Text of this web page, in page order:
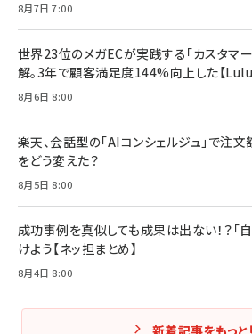
8月7日 7:00
世界23位のメガECが実践する「カスタマ
解。3年で顧客満足度144%向上した【
8月6日 8:00
楽天、会話型の「AIコンシェルジュ」で注
をどう変えた？
8月5日 8:00
成功事例を真似しても成果は出ない！？「
けよう【ネッ担まとめ】
8月4日 8:00
新着記事をもっ